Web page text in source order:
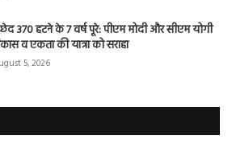
370 हटने के 7 वर्ष पूरे: पीएम मोदी और सीएम योगी
व एकता की यात्रा को सराहा
5, 2026